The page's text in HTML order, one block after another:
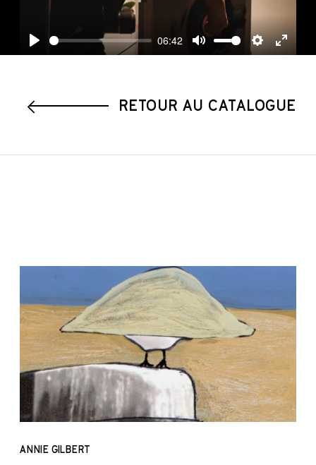
Play
06:42
Mute
SettingsEnter
RETOUR AU CATALOGUE
ANNIE GILBERT